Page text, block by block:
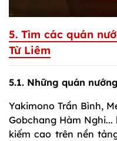
5. Tìm các quán
Từ Liêm
5.1. Những quán
Yakimono Trần Bình,
Gobchang Hàm
kiếm cao trên nền